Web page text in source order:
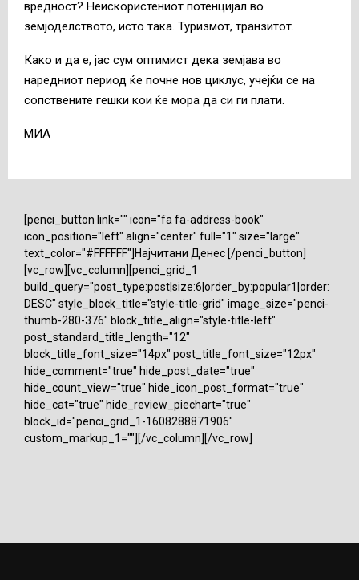
вредност? Неискористениот потенцијал во
земјоделството, исто така. Туризмот, транзитот.
Како и да е, јас сум оптимист дека земјава во
наредниот период ќе почне нов циклус, учејќи се на
сопствените гешки кои ќе мора да си ги плати.
МИА
[penci_button link="" icon="fa fa-address-book"
icon_position="left" align="center" full="1" size="large"
text_color="#FFFFFF"]Најчитани Денес [/penci_button]
[vc_row][vc_column][penci_grid_1
build_query="post_type:post|size:6|order_by:popular1|order:
DESC" style_block_title="style-title-grid" image_size="penci-
thumb-280-376" block_title_align="style-title-left"
post_standard_title_length="12"
block_title_font_size="14px" post_title_font_size="12px"
hide_comment="true" hide_post_date="true"
hide_count_view="true" hide_icon_post_format="true"
hide_cat="true" hide_review_piechart="true"
block_id="penci_grid_1-1608288871906"
custom_markup_1=""][/vc_column][/vc_row]